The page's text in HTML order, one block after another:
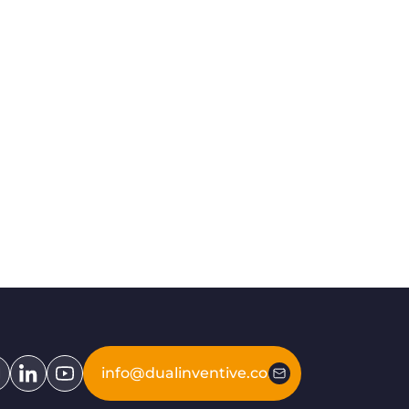
info@dualinventive.com